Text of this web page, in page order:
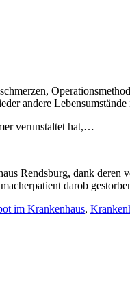
andere Lebensumstände
verunstaltet hat,…
Rendsburg, dank
darob
im Krankenhaus,